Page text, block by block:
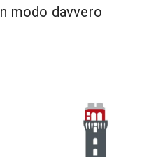
modo davvero